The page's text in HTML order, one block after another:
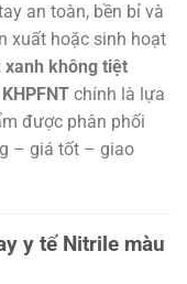
an toàn, bền bỉ và
xuất hoặc sinh hoạt
xanh không tiệt
chính là lựa
được phân phối
– giá tốt – giao
y tế Nitrile màu